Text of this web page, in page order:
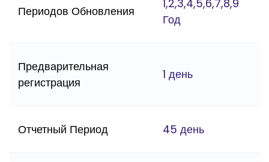
Периодов Обновления
1,2,3,4,5,6,7,8,9
Год
Предварительная
регистрация
1 день
Отчетный Период 45 день